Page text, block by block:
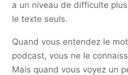
a un niveau de difficulte
le texte seuls.
Quand vous entendez le
podcast, vous ne le
Mais quand vous voyez un